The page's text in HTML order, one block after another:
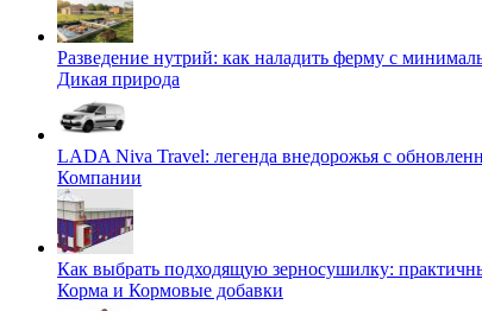
Разведение нутрий: как наладить ферму с
Дикая природа
LADA Niva Travel: легенда внедорожья с
Компании
Как выбрать подходящую зерносушилку:
Корма и Кормовые добавки